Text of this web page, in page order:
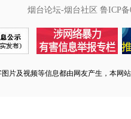
烟台论坛-烟台社区 鲁ICP备
片及视频等信息都由网友产生，本网